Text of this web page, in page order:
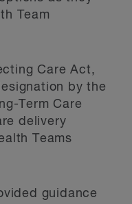
Team
Care Act,
by the
Term Care
delivery
Teams
guidance